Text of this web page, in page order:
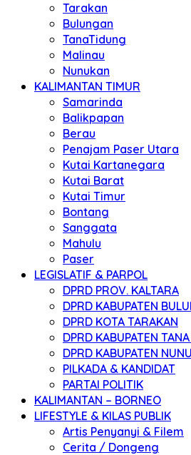
Tarakan
Bulungan
TanaTidung
Malinau
Nunukan
KALIMANTAN TIMUR
Samarinda
Balikpapan
Berau
Penajam Paser Utara
Kutai Kartanegara
Kutai Barat
Kutai Timur
Bontang
Sanggata
Mahulu
Paser
LEGISLATIF & PARPOL
DPRD PROV. KALTARA
DPRD KABUPATEN
DPRD KOTA TARAKAN
DPRD KABUPATEN
DPRD KABUPATEN
PILKADA & KANDIDAT
PARTAI POLITIK
KALIMANTAN – BORNEO
LIFESTYLE & KILAS PUBLIK
Artis Penyanyi & Filem
Cerita / Dongeng